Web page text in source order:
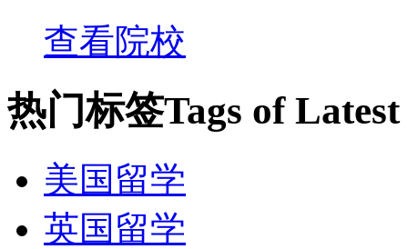
查看院校
热门标签Tags of Latest
美国留学
英国留学